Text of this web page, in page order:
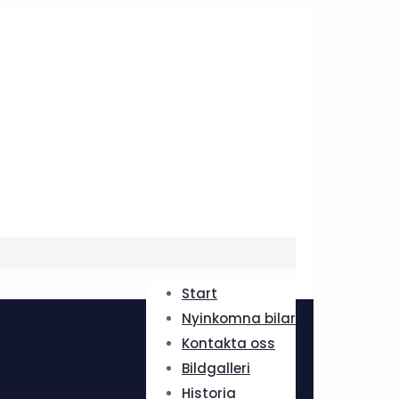
Start
Nyinkomna bilar
Kontakta oss
Bildgalleri
Historia